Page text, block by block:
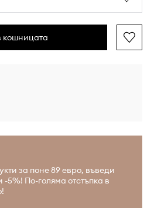
кошницата
за поне 89 евро, въведи
-5%! По-голяма отстъпка в